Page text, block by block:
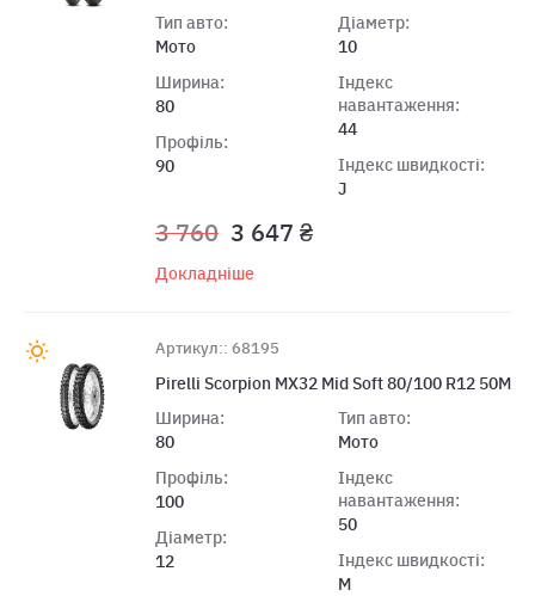
Тип авто:
Мото
Ширина:
80
Профіль:
90
Діаметр:
10
Індекс
навантаження:
44
Індекс швидкості:
J
3 760 3 647 ₴
Докладніше
Артикул:: 68195
Pirelli Scorpion MX32 Mid Soft 80/100 R12 50M
Ширина:
80
Профіль:
100
Діаметр:
12
Тип авто:
Мото
Індекс
навантаження:
50
Індекс швидкості:
M